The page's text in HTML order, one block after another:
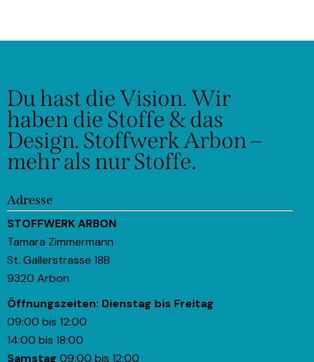
Du hast die Vision.Wir
haben die Stoffe & das
Design. Stoffwerk Arbon –
mehr als nur Stoffe.
Adresse
STOFFWERK ARBON
Tamara Zimmermann
St. Gallerstrasse 18B
9320 Arbon
Öffnungszeiten: Dienstag bis Freitag
09:00 bis 12:00
14:00 bis 18:00
Samstag 09:00 bis 12:00